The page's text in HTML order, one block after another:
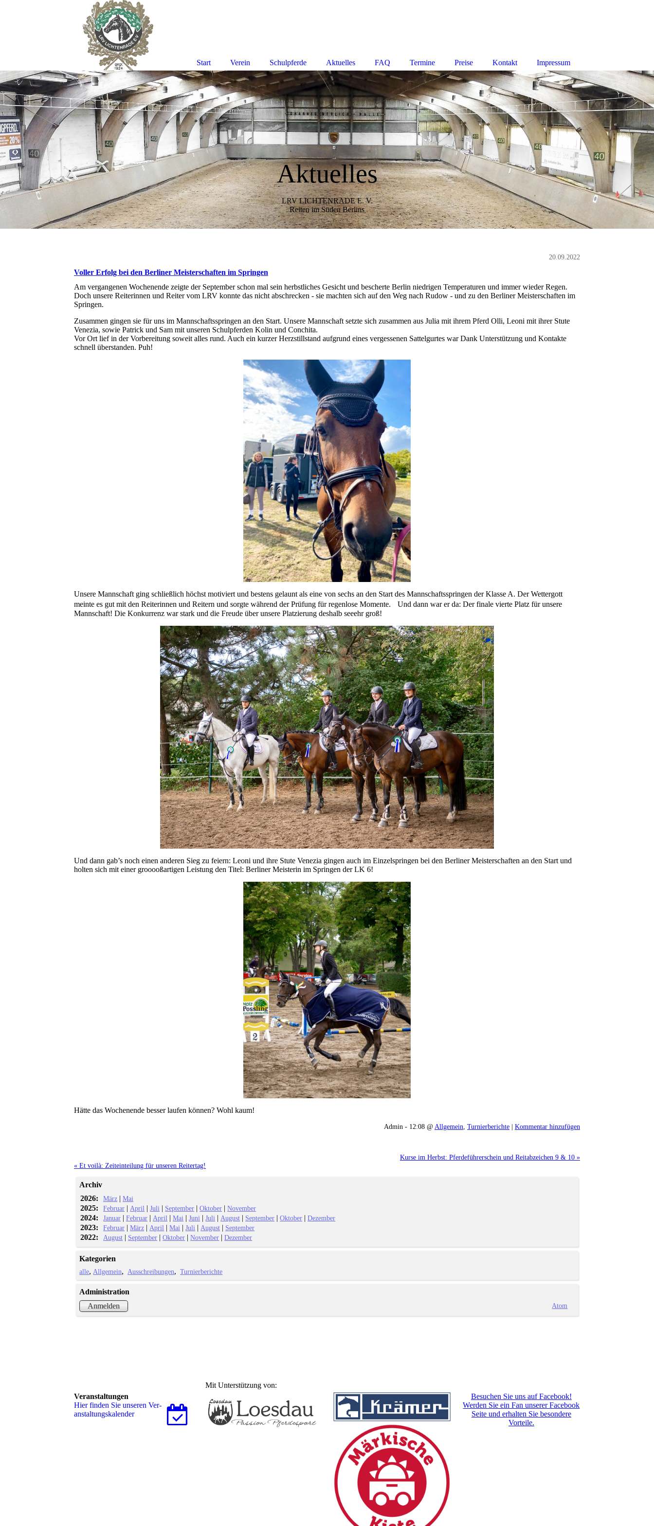
Aktuelles
LRV LICHTENRADE E. V.
Reiten im Süden Berlins
20.09.2022
Voller Erfolg bei den Berliner Meisterschaften im Springen
Am vergangenen Wochenende zeigte der September schon mal sein herbstliches Gesicht und bescherte Berlin niedrigen Temperaturen und immer wieder Regen.
Doch unsere Reiterinnen und Reiter vom LRV konnte das nicht abschrecken - sie machten sich auf den Weg nach Rudow - und zu den Berliner Meisterschaften im
Springen.
Zusammen gingen sie für uns im Mannschaftsspringen an den Start. Unsere Mannschaft setzte sich zusammen aus Julia mit ihrem Pferd Olli, Leoni mit ihrer Stute
Venezia, sowie Patrick und Sam mit unseren Schulpferden Kolin und Conchita.
Vor Ort lief in der Vorbereitung soweit alles rund. Auch ein kurzer Herzstillstand aufgrund eines vergessenen Sattelgurtes war Dank Unterstützung und Kontakte
schnell überstanden. Puh!
Unsere Mannschaft ging schließlich höchst motiviert und bestens gelaunt als eine von sechs an den Start des Mannschaftsspringen der Klasse A. Der Wettergott
meinte es gut mit den Reiterinnen und Reitern und sorgte während der Prüfung für regenlose Momente. Und dann war er da: Der finale vierte Platz für unsere
Mannschaft! Die Konkurrenz war stark und die Freude über unsere Platzierung deshalb seeehr groß!
Und dann gab’s noch einen anderen Sieg zu feiern: Leoni und ihre Stute Venezia gingen auch im Einzelspringen bei den Berliner Meisterschaften an den Start und
holten sich mit einer grooooßartigen Leistung den Titel: Berliner Meisterin im Springen der LK 6!
Hätte das Wochenende besser laufen können? Wohl kaum!
Admin - 12:08 @ Allgemein Turnierberichte | Kommentar hinzufügen
Kurse im Herbst: Pferdeführerschein und Reitabzeichen 9 & 10 »
« Et voilà: Zeiteinteilung für unseren Reitertag!
Archiv
2026:
März |Mai
2025: Februar | April |Juli | September |Oktober |November
2024: Januar |Februar | April |Mai |Juni |Juli | August | September |Oktober |Dezember
2023: Februar |März | April |Mai |Juli | August | September
2022: August | September |Oktober |November |Dezember
Kategorien
alle Allgemein Ausschreibungen Turnierberichte
Administration
Anmelden
Atom
Veranstaltungen
Hier finden Sie unseren Ver­
an­stal­tungs­ka­len­der
Mit Unterstützung von:
Besuchen Sie uns auf Facebook!
Werden Sie ein Fan unserer Facebook
Seite und erhalten Sie besondere
Vorteile.
Start Verein Schulpferde Aktuelles FAQ Termine Preise Kontakt Impressum